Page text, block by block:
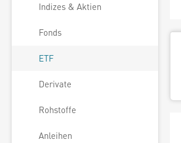
Indizes & Aktien
Fonds
ETF
Derivate
Rohstoffe
Anleihen